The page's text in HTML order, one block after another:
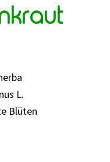
L.
Blüten